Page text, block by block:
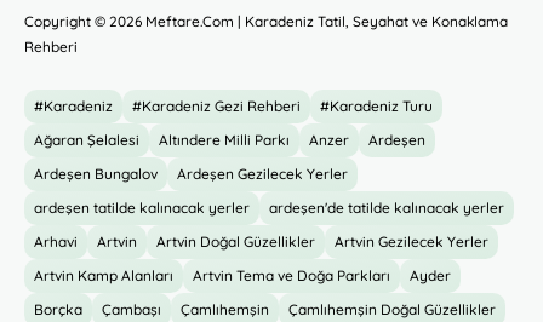
Copyright © 2026 Meftare.Com | Karadeniz Tatil, Seyahat ve Konaklama
Rehberi
#Karadeniz #Karadeniz Gezi Rehberi
#Karadeniz Turu
Ağaran Şelalesi
Altındere Milli Parkı Anzer
Ardeşen
Ardeşen Bungalov
Ardeşen Gezilecek Yerler
ardeşen tatilde kalınacak yerler
ardeşen'de tatilde kalınacak yerler
Arhavi
Artvin Artvin Doğal Güzellikler
Artvin Gezilecek Yerler
Artvin Kamp Alanları
Artvin Tema ve Doğa Parkları
Ayder
Borçka
Çambaşı Çamlıhemşin
Çamlıhemşin Doğal Güzellikler